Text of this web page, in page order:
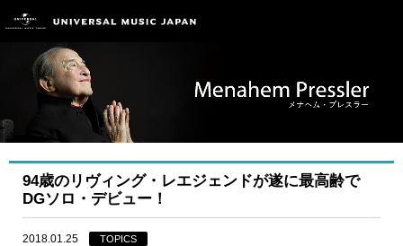
94歳のリヴィング・レエジェンドが遂に最高齢で
DGソロ・デビュー！
2018.01.25 TOPICS